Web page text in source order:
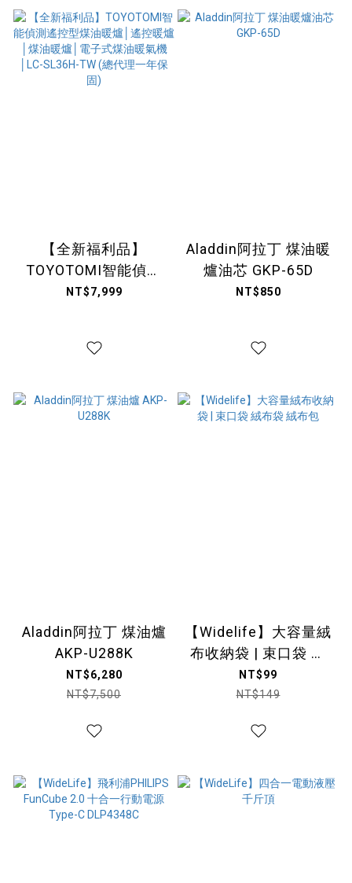
【全新福利品】
TOYOTOMI智能偵測
遙控型煤油暖爐│遙控
SL36H-TW (總代理一
NT$7,999
Aladdin阿拉丁 煤油暖
爐油芯 GKP-65D
NT$850
Aladdin阿拉丁 煤油爐
AKP-U288K
NT$6,280
NT$7,500
【Widelife】大容量絨
布收納袋 | 束口袋 絨
布袋 絨布包
NT$99
NT$149